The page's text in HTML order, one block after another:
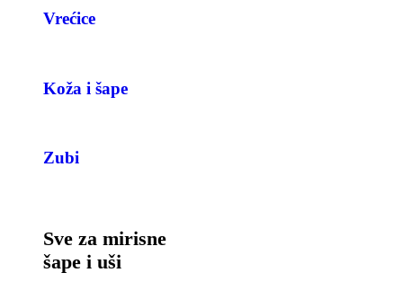
Vrećice
Koža i šape
Zubi
Sve za mirisne
šape i uši